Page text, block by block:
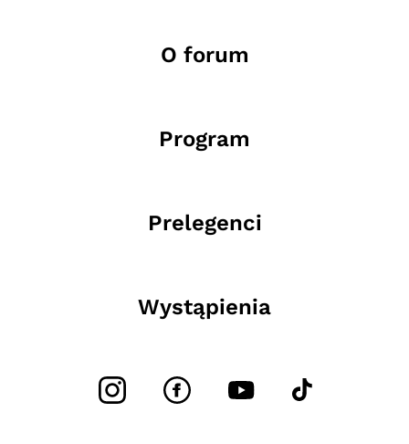
O forum
Program
Prelegenci
Wystąpienia